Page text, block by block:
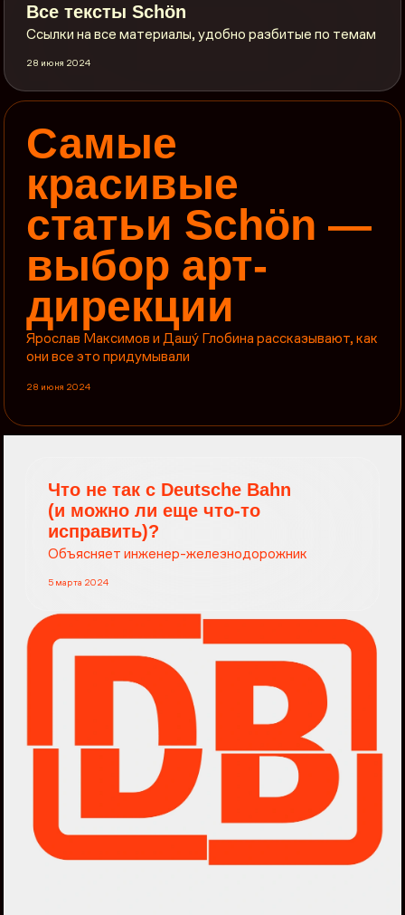
Все тексты Sсhön
Ссылки на все материалы, удобно разбитые по темам
28 июня 2024
Самые
красивые
статьи Schön —
выбор арт-
дирекции
Ярослав Максимов и Дашý Глобина рассказывают, как
они все это придумывали
28 июня 2024
Что не так с Deutsche Bahn
(и можно ли еще что-то
исправить)?
Объясняет инженер-железнодорожник
5 марта 2024